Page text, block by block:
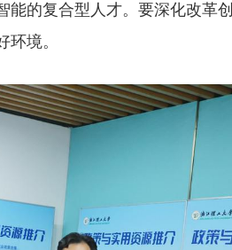
的复合型人才。要深化改革
境。